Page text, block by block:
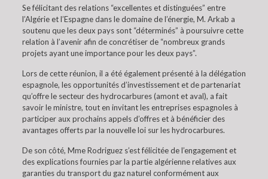
Se félicitant des relations “excellentes et distinguées” entre
l’Algérie et l’Espagne dans le domaine de l’énergie, M. Arkab a
soutenu que les deux pays sont “déterminés” à poursuivre cette
relation à l’avenir afin de concrétiser de “nombreux grands
projets ayant une importance pour les deux pays”.
Lors de cette réunion, il a été également présenté à la délégation
espagnole, les opportunités d’investissement et de partenariat
qu’offre le secteur des hydrocarbures (amont et aval), a fait
savoir le ministre, tout en invitant les entreprises espagnoles à
participer aux prochains appels d’offres et à bénéficier des
avantages offerts par la nouvelle loi sur les hydrocarbures.
De son côté, Mme Rodriguez s’est félicitée de l’engagement et
des explications fournies par la partie algérienne relatives aux
garanties du transport du gaz naturel conformément aux